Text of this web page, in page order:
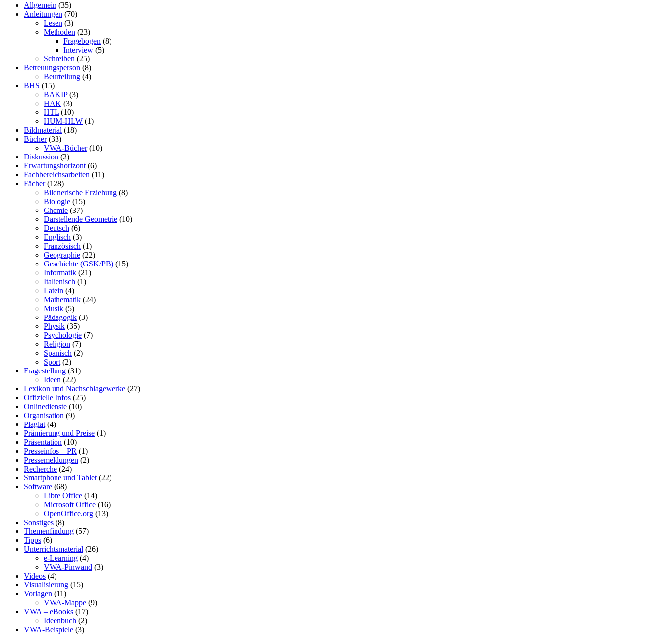
Allgemein (35)
Anleitungen (70)
Lesen (3)
Methoden (23)
Fragebogen (8)
Interview (5)
Schreiben (25)
Betreuungsperson (8)
Beurteilung (4)
BHS (15)
BAKIP(3)
HAK (3)
HTL (10)
HUM-HLW (1)
Bildmaterial (18)
Bücher(33)
VWA-Bücher(10)
Diskussion (2)
Erwartungshorizont (6)
Fachbereichsarbeiten (11)
Fächer(128)
Bildnerische Erziehung (8)
Biologie (15)
Chemie (37)
Darstellende Geometrie (10)
Deutsch (6)
Englisch (3)
Französisch (1)
Geographie (22)
Geschichte (GSK/PB) (15)
Informatik (21)
Italienisch (1)
Latein (4)
Mathematik (24)
Musik (5)
Pädagogik (3)
Physik (35)
Psychologie (7)
Religion (7)
Spanisch (2)
Sport (2)
Fragestellung (31)
Ideen (22)
Lexikon und Nachschlagewerke (27)
Offizielle Infos (25)
Onlinedienste (10)
Organisation (9)
Plagiat (4)
Prämierung und Preise (1)
Präsentation (10)
Presseinfos – PR (1)
Pressemeldungen (2)
Recherche (24)
Smartphone und Tablet (22)
Software (68)
Libre Office (14)
Microsoft Office (16)
OpenOffice.org (13)
Sonstiges (8)
Themenfindung (57)
Tipps (6)
Unterrichtsmaterial (26)
e-Learning (4)
VWA-Pinwand (3)
Videos (4)
Visualisierung (15)
Vorlagen (11)
VWA-Mappe (9)
VWA – eBooks (17)
Ideenbuch (2)
VWA-Beispiele (3)